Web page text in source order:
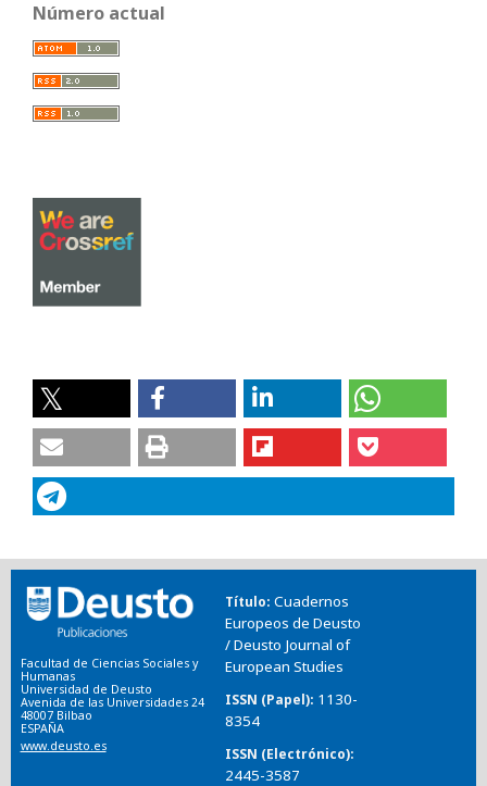
Número actual
Facultad de Ciencias Sociales y
Humanas
Universidad de Deusto
Avenida de las Universidades 24
48007 Bilbao
ESPAÑA
www.deusto.es
Título Cuadernos
Europeos de Deusto
/ Deusto Journal of
European Studies
ISSN (Papel) 1130-
8354
ISSN (Electrónico)
2445-3587